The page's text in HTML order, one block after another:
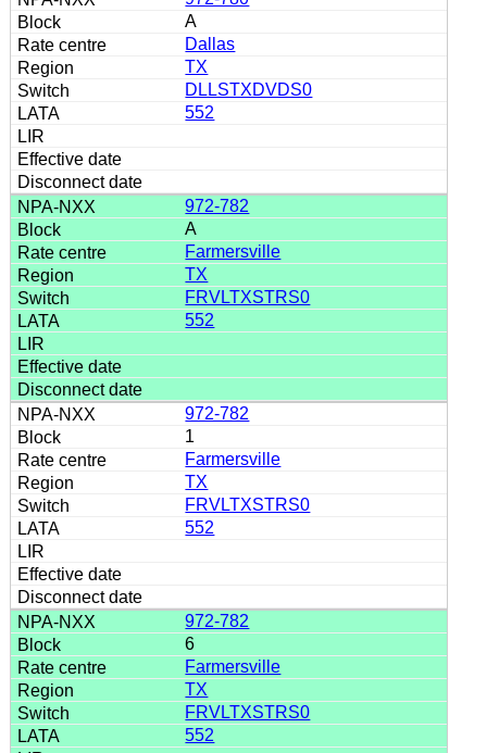
A
Dallas
TX
DLLSTXDVDS0
552
972-782
A
Farmersville
TX
FRVLTXSTRS0
552
972-782
1
Farmersville
TX
FRVLTXSTRS0
552
972-782
6
Farmersville
TX
FRVLTXSTRS0
552